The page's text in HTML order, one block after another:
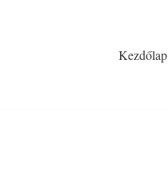
Kezdőlap